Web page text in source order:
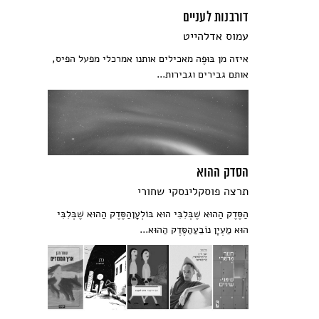
דורבנות לעניים
עמוס אדלהייט
איזה מן בּוּפֶה מאכילים אותנו אמרכלי מפעל הפיס,
אותם גבירים וגבירות...
הסדק ההוא
תרצה פוסקלינסקי שחורי
הַסֶּדֶק הַהוּא שֶׁבְּלִבִּי הוּא בּוֹלְעָןהַסֶּדֶק הַהוּא שֶׁבְּלִבִּי
הוּא מַעְיָן נוֹבֵעַהַסֶּדֶק הַהוּא...